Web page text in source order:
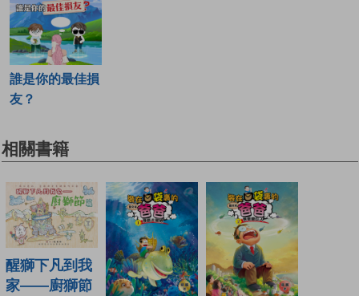
誰是你的最佳損
友？
相關書籍
醒獅下凡到我
家——廚獅節